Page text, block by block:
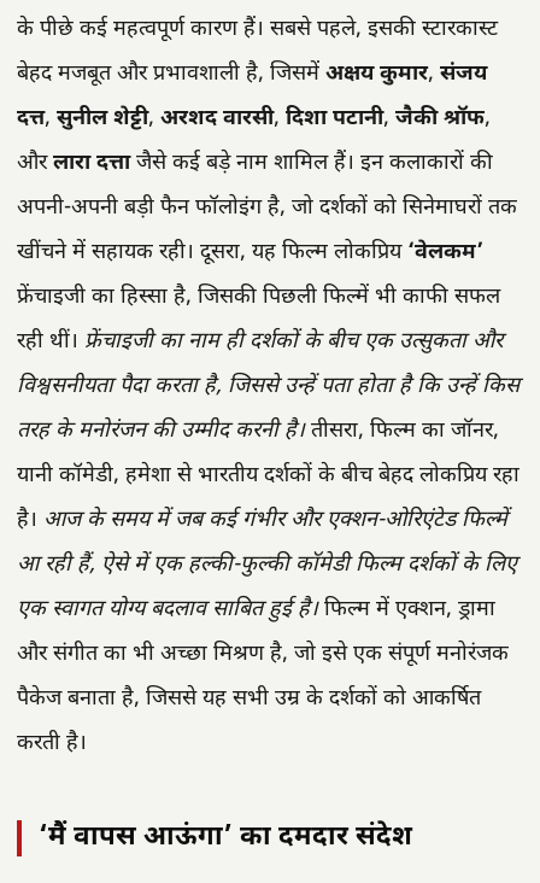
के पीछे कई महत्वपूर्ण कारण हैं। सबसे पहले, इसकी स्टारकास्ट
बेहद मजबूत और प्रभावशाली है, जिसमें अक्षय कुमार, संजय
दत्त, सुनील शेट्टी, अरशद वारसी, दिशा पटानी, जैकी श्रॉफ,
औरलारा दत्ताजैसे कई बड़े नाम शामिल हैं। इन कलाकारों की
अपनी-अपनी बड़ी फैन फॉलोइंग है, जो दर्शकों को सिनेमाघरों तक
खींचने में सहायक रही। दूसरा, यह फिल्म लोकप्रिय ‘वेलकम’
फ्रेंचाइजी का हिस्सा है, जिसकी पिछली फिल्में भी काफी सफल
रही थीं। फ्रेंचाइजी का नाम ही दर्शकों के बीच एक उत्सुकता और
विश्वसनीयता पैदा करता है, जिससे उन्हें पता होता है कि उन्हें किस
तरह के मनोरंजन की उम्मीद करनी है।तीसरा, फिल्म का जॉनर,
यानी कॉमेडी, हमेशा से भारतीय दर्शकों के बीच बेहद लोकप्रिय रहा
है। आज के समय में जब कई गंभीर और एक्शन-ओरिएंटेड फिल्में
आ रही हैं, ऐसे में एक हल्की-फुल्की कॉमेडी फिल्म दर्शकों के लिए
एक स्वागत योग्य बदलाव साबित हुई है।फिल्म में एक्शन, ड्रामा
और संगीत का भी अच्छा मिश्रण है, जो इसे एक संपूर्ण मनोरंजक
पैकेज बनाता है, जिससे यह सभी उम्र के दर्शकों को आकर्षित
करती है।
‘मैं वापस आऊंगा’ का दमदार संदेश